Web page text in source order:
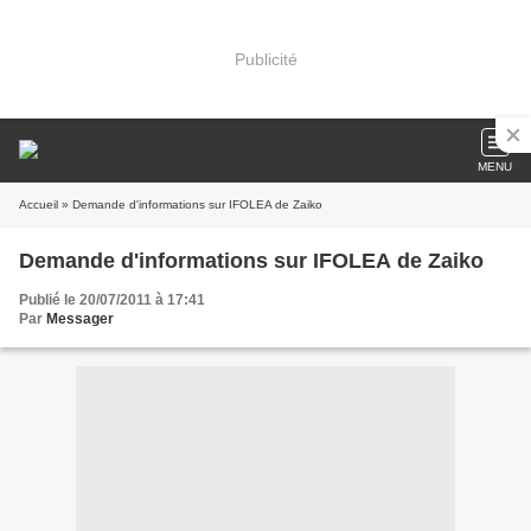
Publicité
MENU
Accueil » Demande d'informations sur IFOLEA de Zaiko
Demande d'informations sur IFOLEA de Zaiko
Publié le 20/07/2011 à 17:41
Par Messager